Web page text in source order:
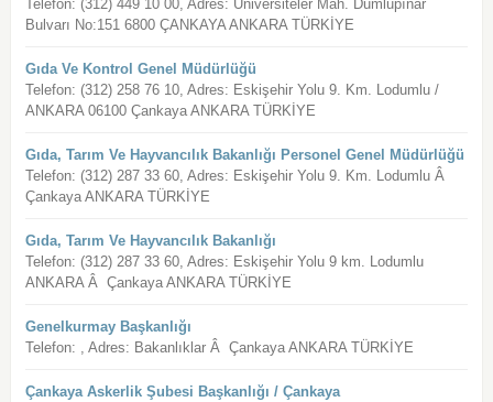
Telefon: (312) 449 10 00, Adres: Üniversiteler Mah. Dumlupınar
Bulvarı No:151 6800 ÇANKAYA ANKARA TÜRKİYE
Gıda Ve Kontrol Genel Müdürlüğü
Telefon: (312) 258 76 10, Adres: Eskişehir Yolu 9. Km. Lodumlu /
ANKARA 06100 Çankaya ANKARA TÜRKİYE
Gıda, Tarım Ve Hayvancılık Bakanlığı Personel Genel Müdürlüğü
Telefon: (312) 287 33 60, Adres: Eskişehir Yolu 9. Km. Lodumlu Â
Çankaya ANKARA TÜRKİYE
Gıda, Tarım Ve Hayvancılık Bakanlığı
Telefon: (312) 287 33 60, Adres: Eskişehir Yolu 9 km. Lodumlu
ANKARA Â Çankaya ANKARA TÜRKİYE
Genelkurmay Başkanlığı
Telefon: , Adres: Bakanlıklar Â Çankaya ANKARA TÜRKİYE
Çankaya Askerlik Şubesi Başkanlığı / Çankaya